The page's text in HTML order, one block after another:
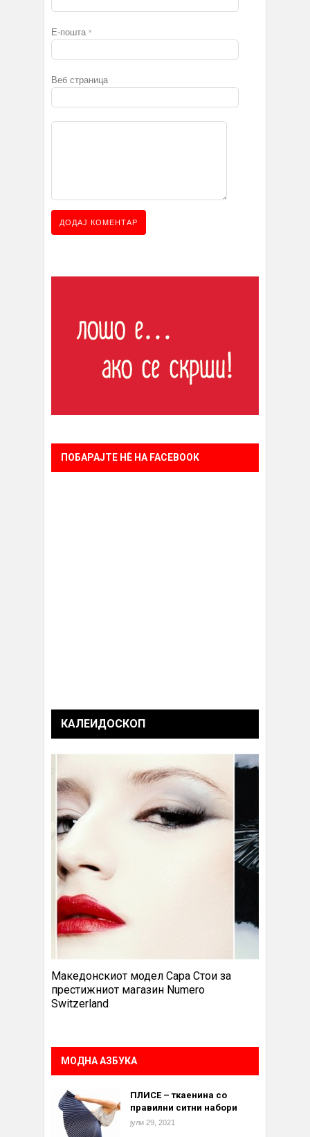
Е-пошта *
Веб страница
ПОБАРАЈТЕ НÈ НА FACEBOOK
КАЛЕИДОСКОП
Македонскиот модел Сара Стои за
престижниот магазин Numero
Switzerland
МОДНА АЗБУКА
ПЛИСЕ – ткаенина со
правилни ситни набори
јули 29, 2021